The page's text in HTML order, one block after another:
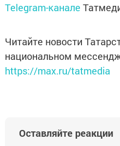
Telegram-канале
Читайте новости
национальном
https://max.ru/tatmedia
Оставляйте реакции